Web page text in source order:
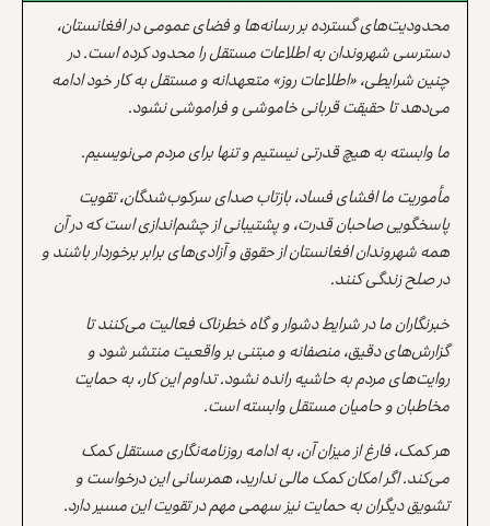
محدودیت‌های گسترده بر رسانه‌ها و فضای عمومی در افغانستان،
دسترسی شهروندان به اطلاعات مستقل را محدود کرده است. در
چنین شرایطی، «اطلاعات روز» متعهدانه و مستقل به کار خود ادامه
می‌دهد تا حقیقت قربانی خاموشی و فراموشی نشود.
ما وابسته به هیچ قدرتی نیستیم و تنها برای مردم می‌نویسیم.
مأموریت ما افشای فساد، بازتاب صدای سرکوب‌شدگان، تقویت
پاسخگویی صاحبان قدرت، و پشتیبانی از چشم‌اندازی است که در آن
همه شهروندان افغانستان از حقوق و آزادی‌های برابر برخوردار باشند و
در صلح زندگی کنند.
خبرنگاران ما در شرایط دشوار و گاه خطرناک فعالیت می‌کنند تا
گزارش‌های دقیق، منصفانه و مبتنی بر واقعیت منتشر شود و
روایت‌های مردم به حاشیه رانده نشود. تداوم این کار، به حمایت
مخاطبان و حامیان مستقل وابسته است.
هر کمک، فارغ از میزان آن، به ادامه روزنامه‌نگاری مستقل کمک
می‌کند. اگر امکان کمک مالی ندارید، همرسانی این درخواست و
تشویق دیگران به حمایت نیز سهمی مهم در تقویت این مسیر دارد.